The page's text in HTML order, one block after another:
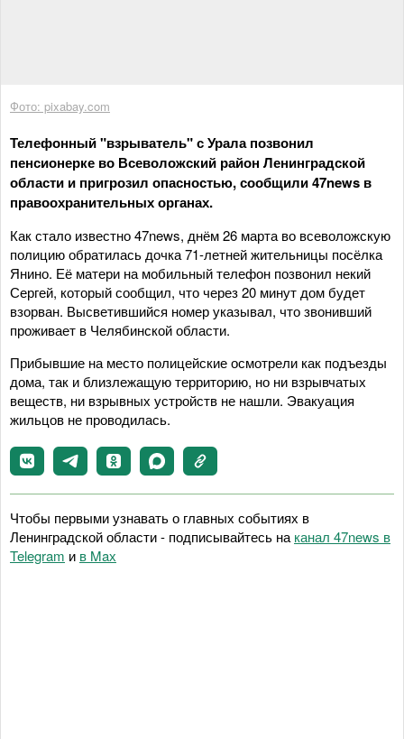
Фото: pixabay.com
Телефонный "взрыватель" с Урала позвонил
пенсионерке во Всеволожский район Ленинградской
области и пригрозил опасностью, сообщили 47news в
правоохранительных органах.
Как стало известно 47news, днём 26 марта во всеволожскую
полицию обратилась дочка 71-летней жительницы посёлка
Янино. Её матери на мобильный телефон позвонил некий
Сергей, который сообщил, что через 20 минут дом будет
взорван. Высветившийся номер указывал, что звонивший
проживает в Челябинской области.
Прибывшие на место полицейские осмотрели как подъезды
дома, так и близлежащую территорию, но ни взрывчатых
веществ, ни взрывных устройств не нашли. Эвакуация
жильцов не проводилась.
Чтобы первыми узнавать о главных событиях в
Ленинградской области - подписывайтесь на канал 47news в
Telegram и в Maх